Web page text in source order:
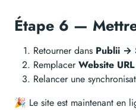
Étape 6 —
Retourner dans Publii →
RemplacerWebsite URL
Relancer une
🎉 Le site est maintenant en